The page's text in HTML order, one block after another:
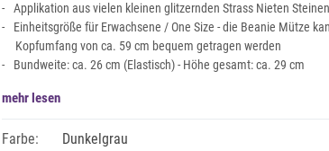
Applikation aus vielen kleinen glitzernden Strass Nieten Steinen
Einheitsgröße für Erwachsene / One Size - die Beanie Mütze
Kopfumfang von ca. 59 cm bequem getragen werden
Bundweite: ca. 26 cm (Elastisch) - Höhe gesamt: ca. 29 cm
mehr lesen
Farbe: Dunkelgrau